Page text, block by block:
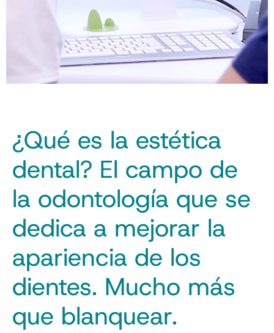
¿Qué es la estética
dental? El campo de
la odontología que se
dedica a mejorar la
apariencia de los
dientes. Mucho más
que blanquear.